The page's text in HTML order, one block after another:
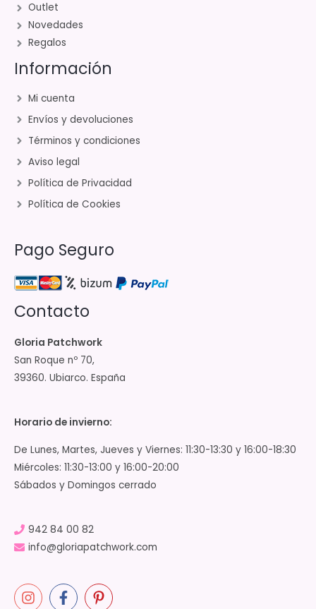
Outlet
Novedades
Regalos
Información
Mi cuenta
Envíos y devoluciones
Términos y condiciones
Aviso legal
Política de Privacidad
Política de Cookies
Pago Seguro
Contacto
Gloria Patchwork
San Roque nº 70,
39360. Ubiarco. España
Horario de invierno:
De Lunes, Martes, Jueves y Viernes: 11:30-13:30 y 16:00-18:30
Miércoles: 11:30-13:00 y 16:00-20:00
Sábados y Domingos cerrado
942 84 00 82
info@gloriapatchwork.com